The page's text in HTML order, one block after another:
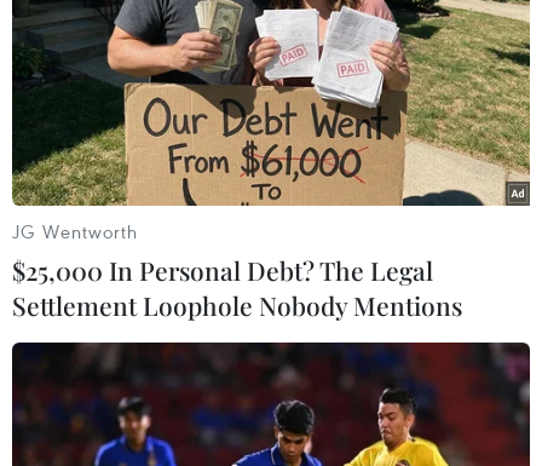
Mỹ cam kết đi đầu trong cuộc chiến
chống biến đổi khí hậu
20/04/2021 09:00
JG Wentworth
$25,000 In Personal Debt? The Legal
Settlement Loophole Nobody Mentions